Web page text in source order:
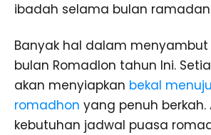
ibadah selama bulan ramadan
Banyak hal dalam
bulan Romadlon tahun Ini.
akan menyiapkan bekal
romadhon yang penuh berkah.
kebutuhan jadwal puasa